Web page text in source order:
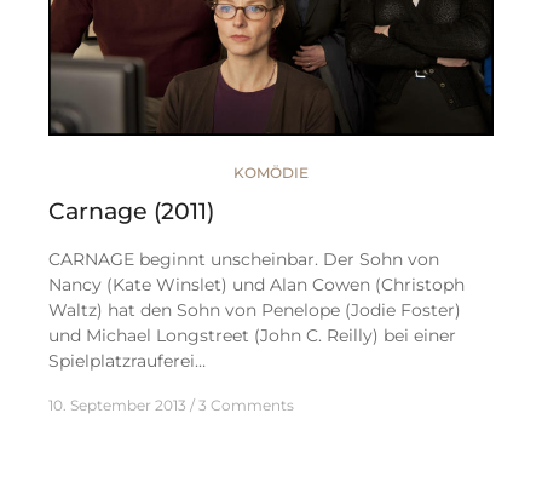
KOMÖDIE
Carnage (2011)
CARNAGE beginnt unscheinbar. Der Sohn von
Nancy (Kate Winslet) und Alan Cowen (Christoph
Waltz) hat den Sohn von Penelope (Jodie Foster)
und Michael Longstreet (John C. Reilly) bei einer
Spielplatzrauferei…
10. September 2013 3 Comments